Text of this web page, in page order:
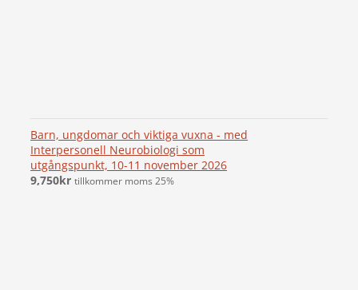
Barn, ungdomar och viktiga vuxna - med
Interpersonell Neurobiologi som
utgångspunkt, 10-11 november 2026
9,750kr tillkommer moms 25%